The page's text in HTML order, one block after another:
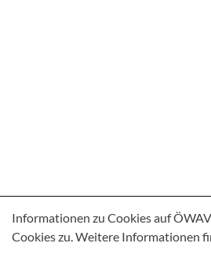
Informationen zu Cookies auf
Cookies zu. Weitere Informationen